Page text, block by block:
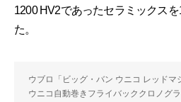
1200 HV2であったセラミックス
た。
ウブロ「ビッグ・バン ウニコ レッドマ
ウニコ自動巻きフライバッククロノグ